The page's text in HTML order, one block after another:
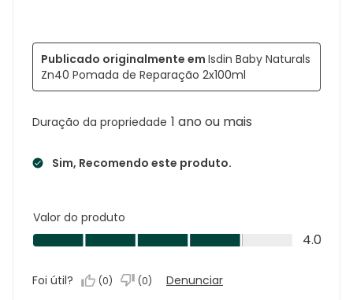
Duração da propriedade 1 ano ou mais
Sim, Recomendo este produto.
Publicado originalmente em Isdin Baby Naturals
Zn40 Pomada de Reparação 2x100ml
Valor do produto
Valor
do
4.0
4.0
Foi útil? (0) (0) Denunciar